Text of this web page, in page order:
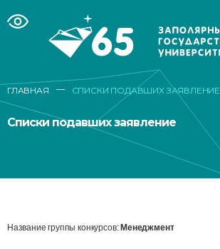
ГЛАВНАЯ — СПИСКИ ПОДАВШИХ ЗАЯВЛЕНИЕ
Списки подавших заявление
Название группы конкурсов: Менеджмент